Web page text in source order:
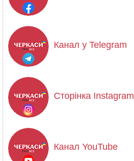
Канал у Telegram
Сторінка Instagram
Канал YouTube